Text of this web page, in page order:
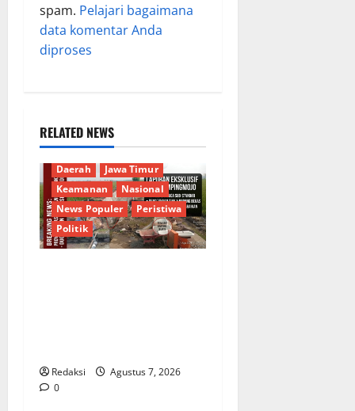
spam. Pelajari bagaimana
data komentar Anda
diproses
RELATED NEWS
Berita Terkini
Budaya
Daerah
Jawa Timur
Keamanan
Nasional
News Populer
Peristiwa
Politik
Redaksi
Agustus 7, 2026
0